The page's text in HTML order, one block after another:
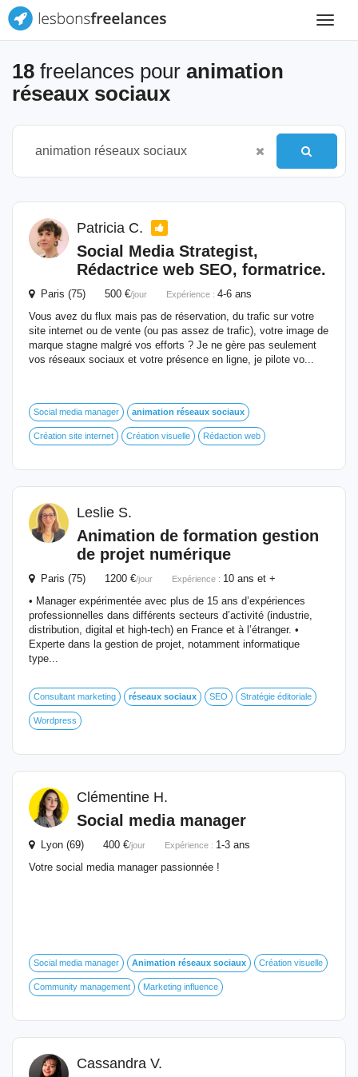
Toggle
18 freelances pour animation
réseaux sociaux
Patricia C.
Social Media Strategist,
Rédactrice web SEO, formatrice.
Paris (75) 500 €/jour Expérience : 4-6 ans
Vous avez du flux mais pas de réservation, du trafic sur votre
site internet ou de vente (ou pas assez de trafic), votre image de
marque stagne malgré vos efforts ? Je ne gère pas seulement
vos réseaux sociaux et votre présence en ligne, je pilote vo...
Social media manager animation réseaux sociaux
Création site internet Création visuelle Rédaction web
Leslie S.
Animation de formation gestion
de projet numérique
Paris (75) 1200 €/jour Expérience : 10 ans et +
• Manager expérimentée avec plus de 15 ans d’expériences
professionnelles dans différents secteurs d’activité (industrie,
distribution, digital et high-tech) en France et à l’étranger. •
Experte dans la gestion de projet, notamment informatique
type...
Consultant marketing réseaux sociaux SEO Stratégie éditoriale
Wordpress
Clémentine H.
Social media manager
Lyon (69) 400 €/jour Expérience : 1-3 ans
Votre social media manager passionnée !
Social media manager Animation réseaux sociaux Création visuelle
Community management Marketing influence
Cassandra V.